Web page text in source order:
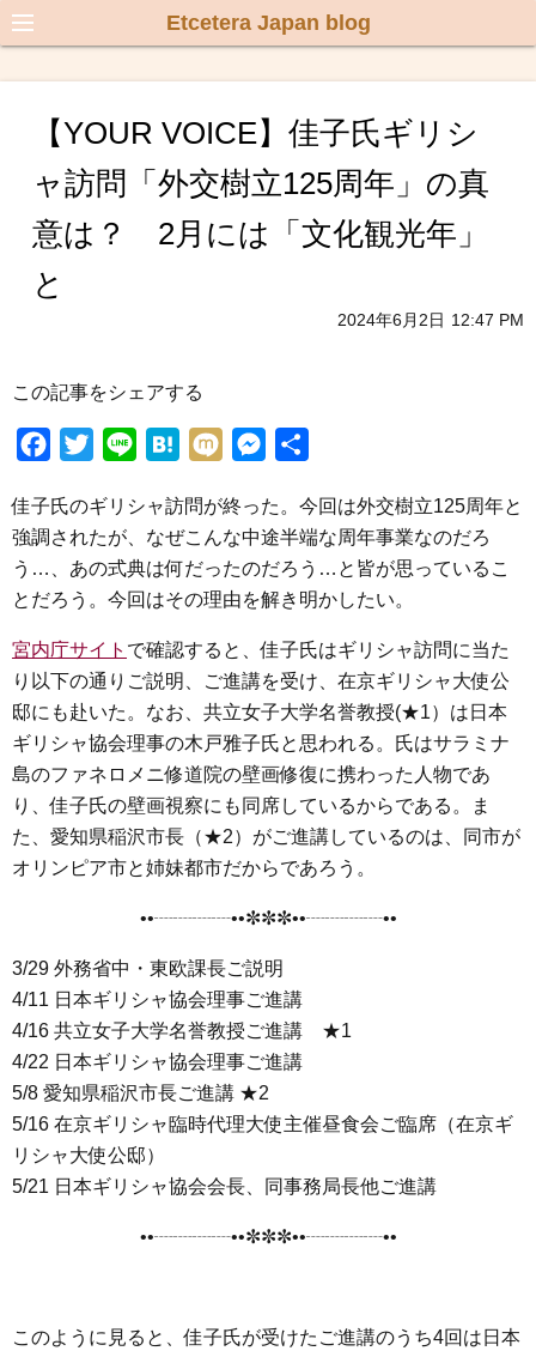
Etcetera Japan blog
【YOUR VOICE】佳子氏ギリシ
ャ訪問「外交樹立125周年」の真
意は？ 2月には「文化観光年」
と
2024年6月2日 12:47 PM
この記事をシェアする
c
e
b
o
o
k
i
t
t
e
r
n
H
t
e
n
a
M
x
i
s
s
e
n
g
e
r
佳子氏のギリシャ訪問が終った。今回は外交樹立125周年と
強調されたが、なぜこんな中途半端な周年事業なのだろ
う…、あの式典は何だったのだろう…と皆が思っているこ
とだろう。今回はその理由を解き明かしたい。
宮内庁サイト で確認すると、佳子氏はギリシャ訪問に当た
り以下の通りご説明、ご進講を受け、在京ギリシャ大使公
邸にも赴いた。なお、共立女子大学名誉教授(★1）は日本
ギリシャ協会理事の木戸雅子氏と思われる。氏はサラミナ
島のファネロメニ修道院の壁画修復に携わった人物であ
り、佳子氏の壁画視察にも同席しているからである。ま
た、愛知県稲沢市長（★2）がご進講しているのは、同市が
オリンピア市と姉妹都市だからであろう。
••┈┈┈┈••✼✼✼••┈┈┈┈••
3/29 外務省中・東欧課長ご説明
4/11 日本ギリシャ協会理事ご進講
4/16 共立女子大学名誉教授ご進講 ★1
4/22 日本ギリシャ協会理事ご進講
5/8 愛知県稲沢市長ご進講 ★2
5/16 在京ギリシャ臨時代理大使主催昼食会ご臨席（在京ギ
リシャ大使公邸）
5/21 日本ギリシャ協会会長、同事務局長他ご進講
••┈┈┈┈••✼✼✼••┈┈┈┈••
このように見ると、佳子氏が受けたご進講のうち4回は日本